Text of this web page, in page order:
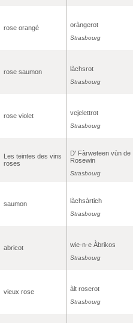
rose orangé oràngerot
Strasbourg
rose saumon làchsrot
Strasbourg
rose violet vejelettrot
Strasbourg
Les teintes des vins
roses
D' Fàrweteen vùn de
Rosewin
Strasbourg
saumon làchsàrtich
Strasbourg
abricot wie-n-e Àbrikos
Strasbourg
vieux rose àlt roserot
Strasbourg